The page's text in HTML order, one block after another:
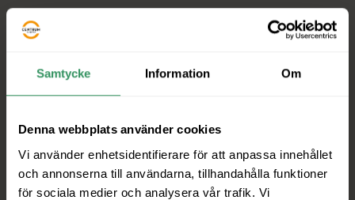
Samtycke Information Om
Denna webbplats använder cookies
Vi använder enhetsidentifierare för att anpassa innehållet
och annonserna till användarna, tillhandahålla funktioner
för sociala medier och analysera vår trafik. Vi